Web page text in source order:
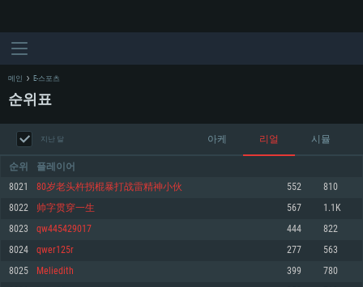
메인 E-스포츠
순위표
지난 달 아케 리얼 시뮬
순위 플레이어
8021 80岁老头杵拐棍暴打战雷精神小伙 552 810
8022 帅字贯穿一生 567 1.1K
8023 qw445429017 444 822
8024 qwer125r 277 563
8025 Meliedith 399 780